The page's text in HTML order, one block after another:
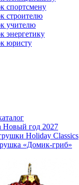
спортсмену
строителю
учителю
энергетику
юристу
Новый год 2027
Holiday Classics
«Домик-гриб»